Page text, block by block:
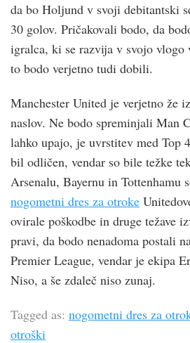
da bo Holjund v svoji debitantski
30 golov. Pričakovali bodo, da
igralca, ki se razvija v svojo
to bodo verjetno tudi dobili.
Manchester United je verjetno že
naslov. Ne bodo spreminjali Man
lahko upajo, je uvrstitev med Top
bil odličen, vendar so bile težke
Arsenalu, Bayernu in Tottenhamu
nogometni dres za otroke
ovirale poškodbe in druge težave
pravi, da bodo nenadoma postali
Premier League, vendar je ekipa
Niso, a še zdaleč niso zunaj.
Tagged as: nogometni dres za
otroški